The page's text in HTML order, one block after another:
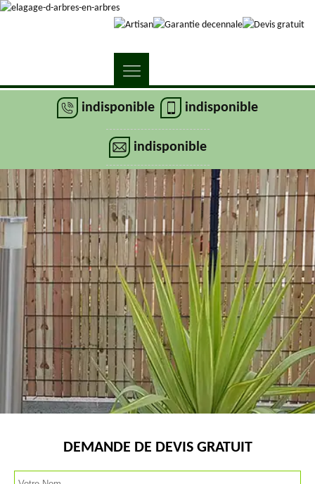
indisponible indisponible
indisponible
DEMANDE DE DEVIS GRATUIT